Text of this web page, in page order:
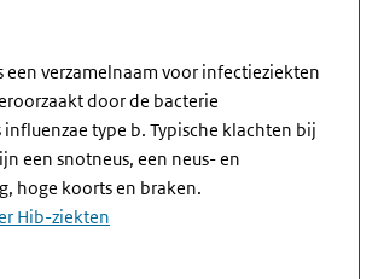
een verzamelnaam voor infectieziekten
door de bacterie
type b. Typische klachten bij
een snotneus, een neus- en
hoge koorts en braken.
Hib-ziekten